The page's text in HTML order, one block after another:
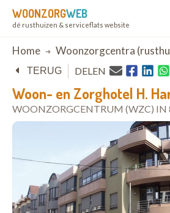
WOONZORGWEB
dé rusthuizen & serviceflats website
Breadcrumb
Home Woonzorgcentra
Woon- en Zorghotel H.
WOONZORGCENTRUM (WZC) IN
TERUG DELEN
open in Google Maps